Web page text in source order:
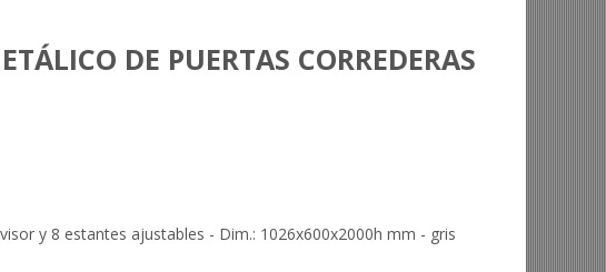
DE PUERTAS CORREDERAS
y 8 estantes ajustables - Dim.: 1026x600x2000h mm - gris